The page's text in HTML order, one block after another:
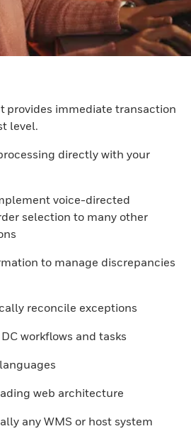
provides immediate transaction
level.
directly with your
voice-directed
selection to many other
to manage discrepancies
reconcile exceptions
workflows and tasks
web architecture
any WMS or host system